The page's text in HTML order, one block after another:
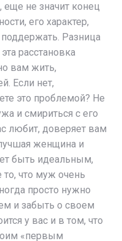
еще не значит конец
его характер,
Разница
расстановка
вам жить,
Если нет,
это проблемой? Не
и смириться с его
любит, доверяет вам
женщина и
быть идеальным,
что муж очень
просто нужно
и забыть о своем
у вас и в том, что
«первым